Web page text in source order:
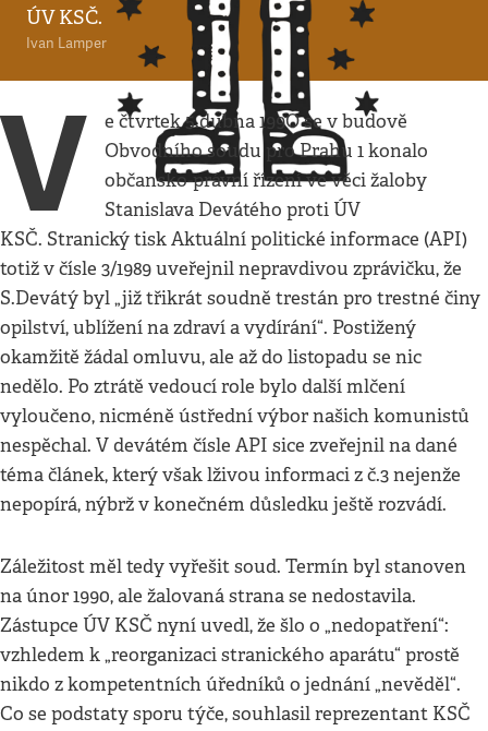
ÚV KSČ.
Ivan Lamper
V
e čtvrtek 5.dubna 199O se v budově
Obvodního soudu pro Prahu 1 konalo
občansko-právní řízení ve věci žaloby
Stanislava Devátého proti ÚV
KSČ. Stranický tisk Aktuální politické informace (API)
totiž v čísle 3/1989 uveřejnil nepravdivou zprávičku, že
S.Devátý byl „již třikrát soudně trestán pro trestné činy
opilství, ublížení na zdraví a vydírání“. Postižený
okamžitě žádal omluvu, ale až do listopadu se nic
nedělo. Po ztrátě vedoucí role bylo další mlčení
vyloučeno, nicméně ústřední výbor našich komunistů
nespěchal. V devátém čísle API sice zveřejnil na dané
téma článek, který však lživou informaci z č.3 nejenže
nepopírá, nýbrž v konečném důsledku ještě rozvádí.
Záležitost měl tedy vyřešit soud. Termín byl stanoven
na únor 1990, ale žalovaná strana se nedostavila.
Zástupce ÚV KSČ nyní uvedl, že šlo o „nedopatření“:
vzhledem k „reorganizaci stranického aparátu“ prostě
nikdo z kompetentních úředníků o jednání „nevěděl“.
Co se podstaty sporu týče, souhlasil reprezentant KSČ